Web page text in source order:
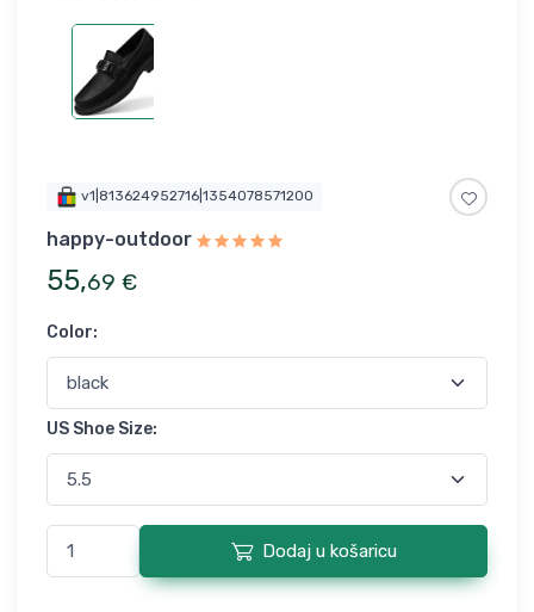
v1|813624952716|1354078571200
happy-outdoor
55,69 €
Color:
US Shoe Size:
Dodaj u košaricu